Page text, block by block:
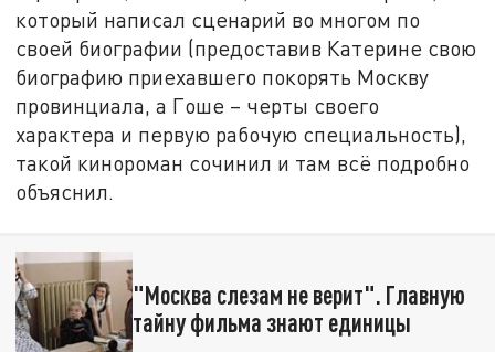
который написал сценарий во многом по
своей биографии (предоставив Катерине свою
биографию приехавшего покорять Москву
провинциала, а Гоше – черты своего
характера и первую рабочую специальность),
такой кинороман сочинил и там всё подробно
объяснил.
"Москва слезам не верит". Главную
тайну фильма знают единицы